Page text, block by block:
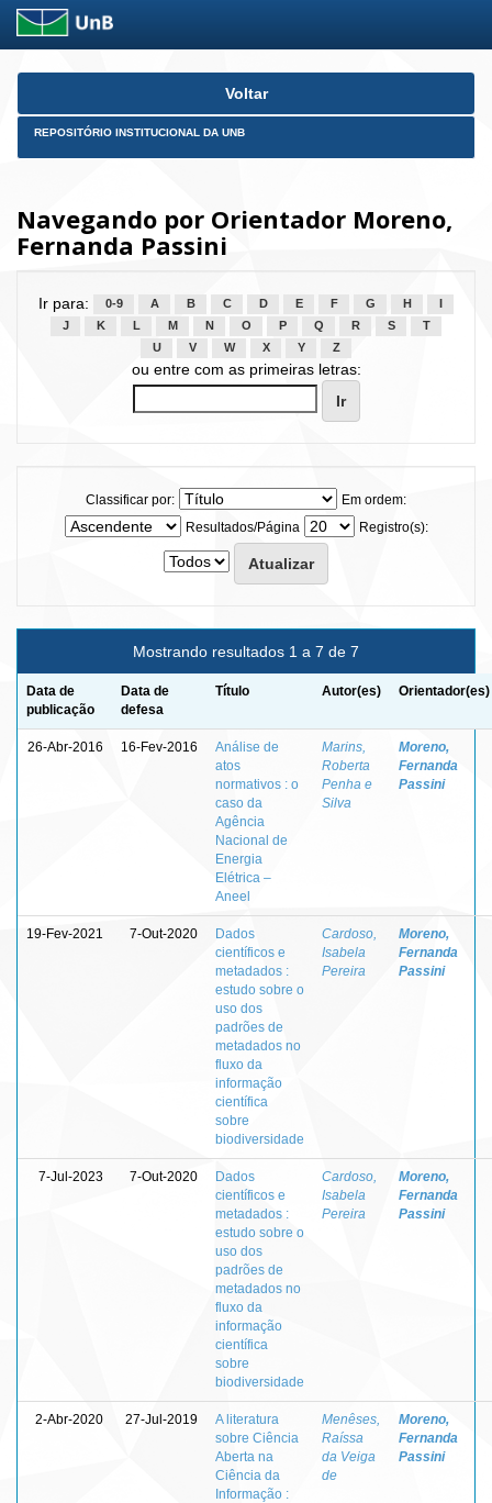
Skip
Voltar
REPOSITÓRIO INSTITUCIONAL DA UNB
Navegando por Orientador Moreno,
Fernanda Passini
Ir para: 0-9 A B C D E F G H
J
K L M N O P Q R S
T
U
V W X Y Z
ou entre com as primeiras letras:
Classificar por:
Em ordem:
Resultados/Página
Registro(s):
Mostrando resultados 1 a 7 de 7
Data de
publicação
Data de
defesa
Título Autor(es) Orientador(es)
26-Abr-2016 16-Fev-2016
Análise de
atos
normativos : o
caso da
Agência
Nacional de
Energia
Elétrica –
Aneel
Marins,
Roberta
Penha e
Silva
Moreno,
Fernanda
Passini
19-Fev-2021 7-Out-2020
Dados
científicos e
metadados :
estudo sobre o
uso dos
padrões de
metadados no
fluxo da
informação
científica
sobre
biodiversidade
Cardoso,
Isabela
Pereira
Moreno,
Fernanda
Passini
7-Jul-2023 7-Out-2020
Dados
científicos e
metadados :
estudo sobre o
uso dos
padrões de
metadados no
fluxo da
informação
científica
sobre
biodiversidade
Cardoso,
Isabela
Pereira
Moreno,
Fernanda
Passini
2-Abr-2020 27-Jul-2019
A literatura
sobre Ciência
Aberta na
Ciência da
Informação :
Menêses,
Raíssa
da Veiga
de
Moreno,
Fernanda
Passini